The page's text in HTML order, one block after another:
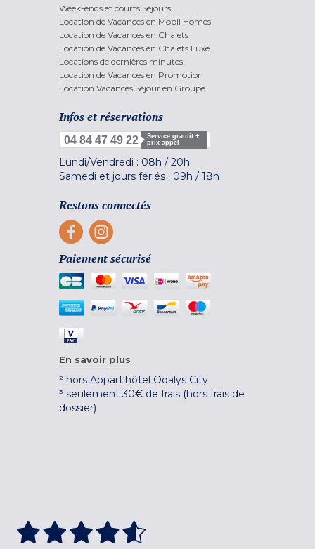
Week-ends et courts Séjours
Location de Vacances en Mobil Homes
Location de Vacances en Chalets
Location de Vacances en Chalets Luxe
Locations de dernières minutes
Location de Vacances en Promotion
Location Vacances Séjour en Groupe
Infos et réservations
04 84 47 49 22
Service gratuit +
prix appel
Lundi/Vendredi : 08h / 20h
Samedi et jours fériés : 09h / 18h
Restons connectés
Paiement sécurisé
En savoir plus
² hors Appart'hôtel Odalys City
³ seulement 30€ de frais (hors frais de
dossier)